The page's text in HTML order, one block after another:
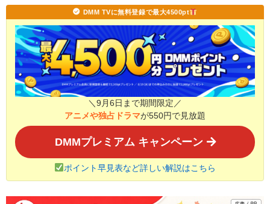
DMM TVに無料登録で最大4500pt
＼9月6日まで期間限定／
アニメや独占ドラマが550円で見放題
DMMプレミアム キャンペーン
ポイント早見表など詳しい解説はこちら